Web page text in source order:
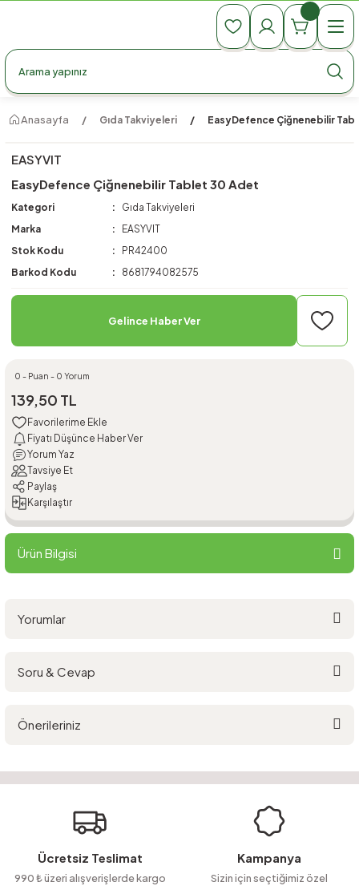
990 TL Üzeri Ücretsiz Kargo
990 TL Üzeri Ücretsiz Kargo
Anasayfa Gıda Takviyeleri EasyDefence Çiğnenebilir
EASYVIT
EasyDefence Çiğnenebilir Tablet 30 Adet
Kategori
Gıda Takviyeleri
Marka
EASYVIT
Stok Kodu
PR42400
Barkod Kodu
8681794082575
Gelince Haber Ver
0 - Puan - 0 Yorum
139,50 TL
Fiyatı Düşünce Haber Ver
Yorum Yaz
Tavsiye Et
Paylaş
Karşılaştır
Ürün Bilgisi
Yorumlar
Soru & Cevap
Soru Sor
Önerileriniz
Görüş ve önerileriniz için teşekkür ederiz.
Ürün resmi kalitesiz, bozuk veya görüntülenemiyor.
Ürün açıklamasında eksik bilgiler bulunuyor.
Ücretsiz Teslimat
990 ₺ üzeri alışverişlerde kargo
Kampanya
Sizin için seçtiğimiz özel